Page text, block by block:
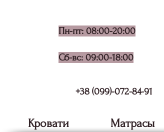
Пн-пт: 08:00-20:00
Сб-вс: 09:00-18:00
+38 (099)-072-84-91
Кровати Матрасы